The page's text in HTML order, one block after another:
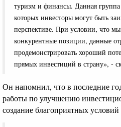
туризм и финансы. Данная группа
которых инвесторы могут быть
перспективе. При условии, что
конкурентные позиции, данные
продемонстрировать хороший
прямых инвестиций в страну», -
Он напомнил, что в последние
работы по улучшению
создание благоприятных